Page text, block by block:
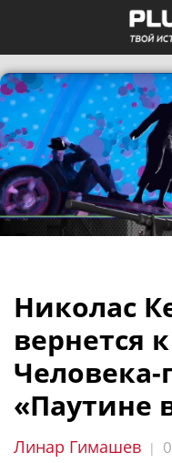
Николас
вернется
Человека-
«Паутине
Линар Гимашев |